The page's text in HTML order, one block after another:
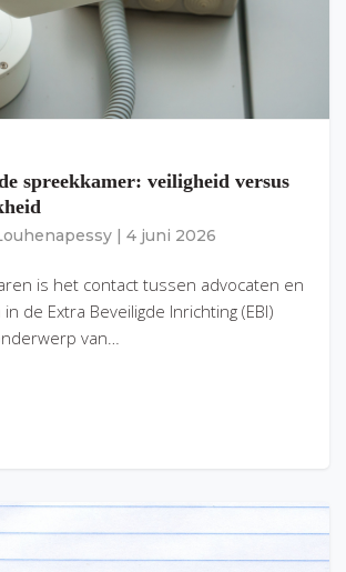
spreekkamer: veiligheid versus
4 juni 2026
is het contact tussen advocaten en
de Extra Beveiligde Inrichting (EBI)
van…